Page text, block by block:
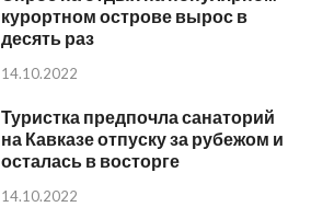
курортном острове вырос в
десять раз
14.10.2022
Туристка предпочла санаторий
на Кавказе отпуску за рубежом и
осталась в восторге
14.10.2022